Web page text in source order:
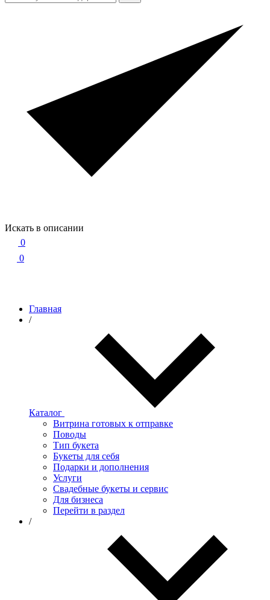
Искать в описании
0
0
Главная
/
Каталог
Витрина готовых к отправке
Поводы
Тип букета
Букеты для себя
Подарки и дополнения
Услуги
Свадебные букеты и сервис
Для бизнеса
Перейти в раздел
/